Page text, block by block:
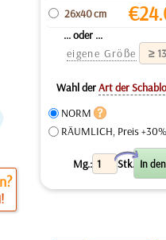
26x40 cm €
... oder ...
eigene Größe
Wahl derArt der
NORM
RÄUMLICH, Preis +30%
Mg.: Stk.
X